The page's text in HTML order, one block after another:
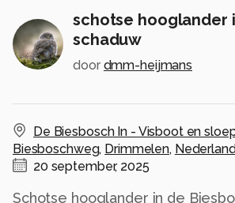
schotse hooglander
schaduw
door dmm-heijmans
De Biesbosch In - Visboot en
Biesboschweg, Drimmelen,
20 september, 2025
Schotse hooglander in de